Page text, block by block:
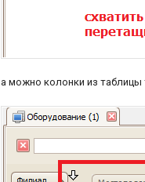
а можно колонки из таблицы